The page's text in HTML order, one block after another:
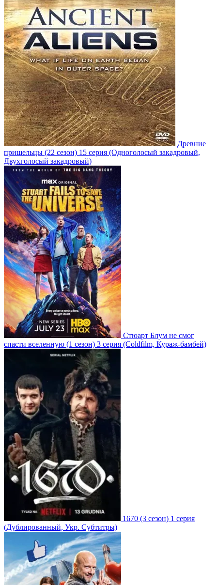
Древние
пришельцы (22 сезон) 15 серия (Одноголосый закадровый,
Двухголосый закадровый)
Стюарт Блум не смог
спасти вселенную (1 сезон) 3 серия (Coldfilm, Кураж-бамбей)
1670 (3 сезон) 1 серия
(Дублированный, Укр. Субтитры)